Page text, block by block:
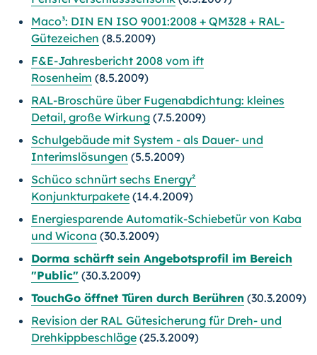
Maco³: DIN EN ISO 9001:2008 + QM328 + RAL-
Gütezeichen (8.5.2009)
F&E-Jahresbericht 2008 vom ift
Rosenheim (8.5.2009)
RAL-Broschüre über Fugenabdichtung: kleines
Detail, große Wirkung (7.5.2009)
Schulgebäude mit System - als Dauer- und
Interimslösungen (5.5.2009)
Schüco schnürt sechs Energy²
Konjunkturpakete (14.4.2009)
Energiesparende Automatik-Schiebetür von Kaba
und Wicona (30.3.2009)
Dorma schärft sein Angebotsprofil im Bereich
"Public" (30.3.2009)
TouchGo öffnet Türen durch Berühren (30.3.2009)
Revision der RAL Gütesicherung für Dreh- und
Drehkippbeschläge (25.3.2009)